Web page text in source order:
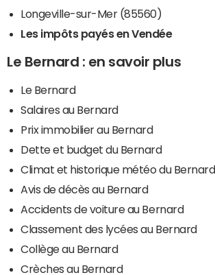
Longeville-sur-Mer (85560)
Les impôts payés en Vendée
Le Bernard : en savoir plus
Le Bernard
Salaires au Bernard
Prix immobilier au Bernard
Dette et budget du Bernard
Climat et historique météo du Bernard
Avis de décès au Bernard
Accidents de voiture au Bernard
Classement des lycées au Bernard
Collège au Bernard
Crèches au Bernard